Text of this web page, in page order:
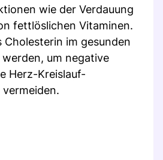
wie der Verdauung
fettlöslichen Vitaminen.
Cholesterin im gesunden
um negative
Herz-Kreislauf-